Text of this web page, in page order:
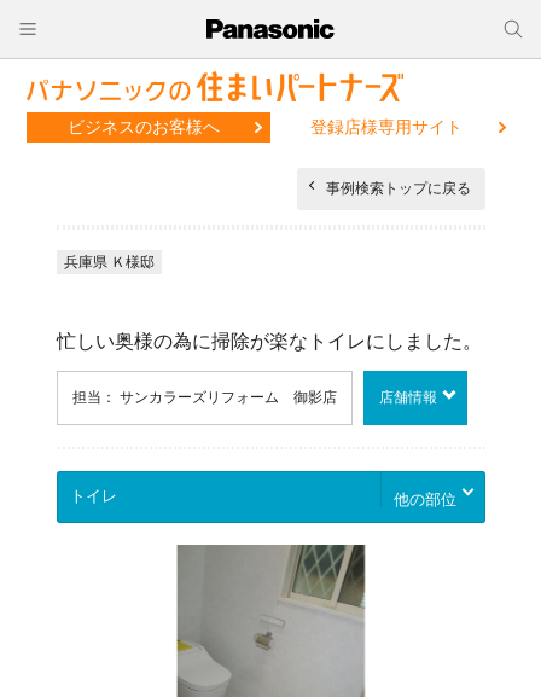
ビジネスのお客様へ 登録店様専用サイト
事例検索トップに戻る
兵庫県 Ｋ様邸
忙しい奥様の為に掃除が楽なトイレにしました。
担当： サンカラーズリフォーム 御影店 店舗情報
他の部位